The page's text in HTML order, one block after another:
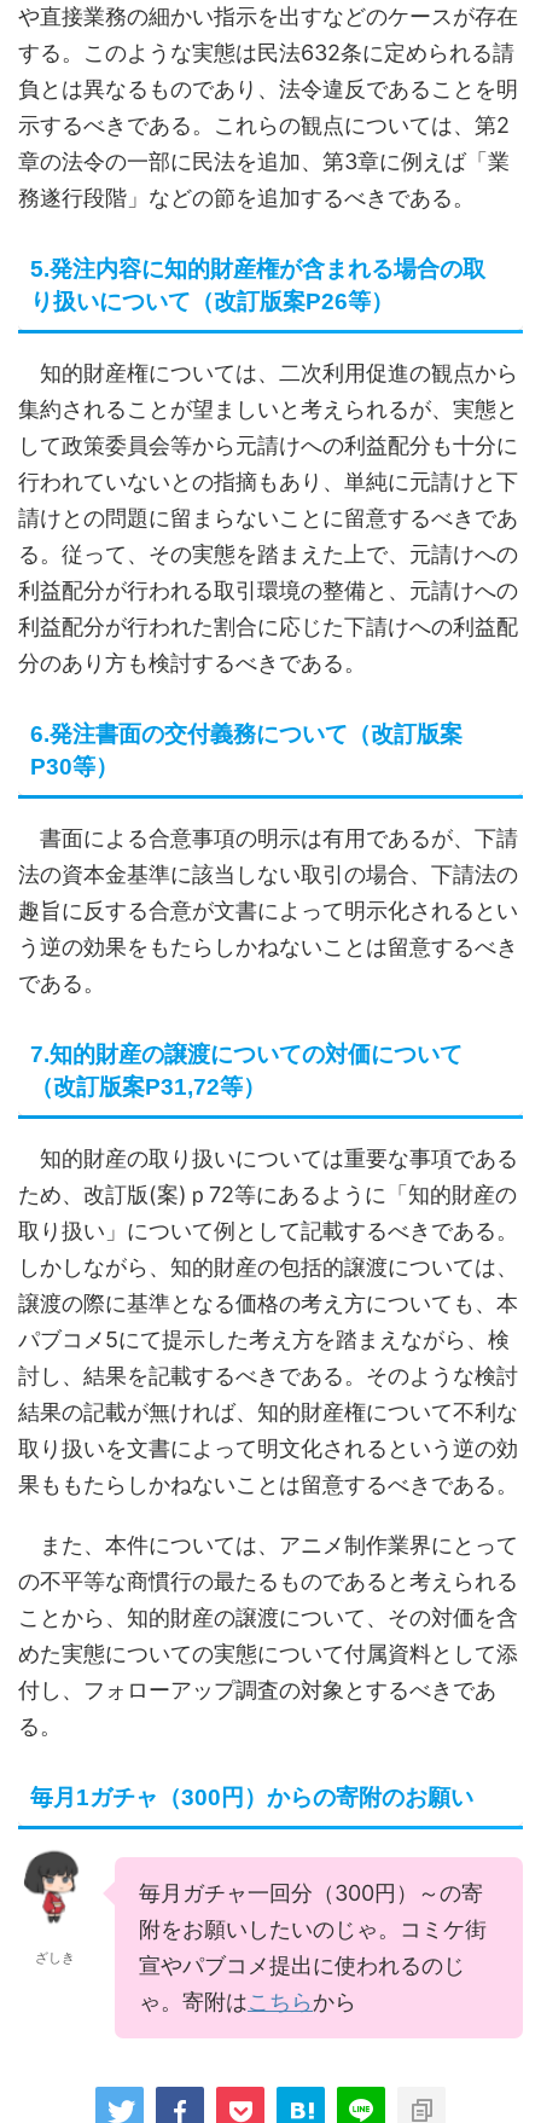
や直接業務の細かい指示を出すなどのケースが存在
する。このような実態は民法632条に定められる請
負とは異なるものであり、法令違反であることを明
示するべきである。これらの観点については、第2
章の法令の一部に民法を追加、第3章に例えば「業
務遂行段階」などの節を追加するべきである。
5.発注内容に知的財産権が含まれる場合の取
り扱いについて（改訂版案P26等）
知的財産権については、二次利用促進の観点から
集約されることが望ましいと考えられるが、実態と
して政策委員会等から元請けへの利益配分も十分に
行われていないとの指摘もあり、単純に元請けと下
請けとの問題に留まらないことに留意するべきであ
る。従って、その実態を踏まえた上で、元請けへの
利益配分が行われる取引環境の整備と、元請けへの
利益配分が行われた割合に応じた下請けへの利益配
分のあり方も検討するべきである。
6.発注書面の交付義務について（改訂版案
P30等）
書面による合意事項の明示は有用であるが、下請
法の資本金基準に該当しない取引の場合、下請法の
趣旨に反する合意が文書によって明示化されるとい
う逆の効果をもたらしかねないことは留意するべき
である。
7.知的財産の譲渡についての対価について
（改訂版案P31,72等）
知的財産の取り扱いについては重要な事項である
ため、改訂版(案)ｐ72等にあるように「知的財産の
取り扱い」について例として記載するべきである。
しかしながら、知的財産の包括的譲渡については、
譲渡の際に基準となる価格の考え方についても、本
パブコメ5にて提示した考え方を踏まえながら、検
討し、結果を記載するべきである。そのような検討
結果の記載が無ければ、知的財産権について不利な
取り扱いを文書によって明文化されるという逆の効
果ももたらしかねないことは留意するべきである。
また、本件については、アニメ制作業界にとって
の不平等な商慣行の最たるものであると考えられる
ことから、知的財産の譲渡について、その対価を含
めた実態についての実態について付属資料として添
付し、フォローアップ調査の対象とするべきであ
る。
毎月1ガチャ（300円）からの寄附のお願い
ざしき
毎月ガチャ一回分（300円）～の寄
附をお願いしたいのじゃ。コミケ街
宣やパブコメ提出に使われるのじ
ゃ。寄附はこちらから